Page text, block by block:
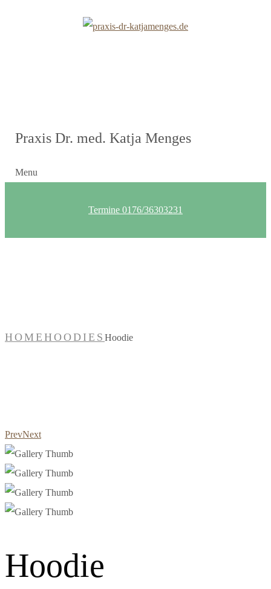
Praxis Dr. med. Katja Menges
Menu
Termine 0176/36303231
HOME HOODIES Hoodie
PrevNext
Hoodie